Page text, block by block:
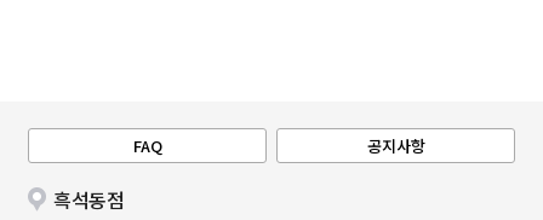
FAQ 공지사항
흑석동점